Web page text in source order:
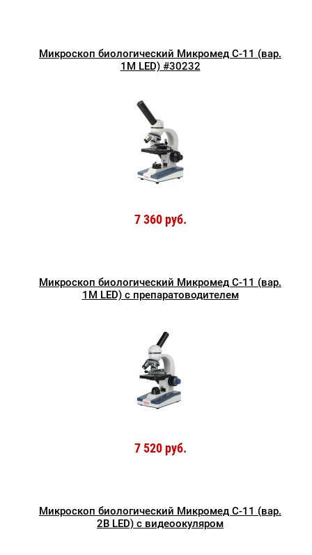
Микроскоп биологический Микромед С-11 (вар.
1М LED) #30232
7 360 руб.
Микроскоп биологический Микромед С-11 (вар.
1М LED) с препаратоводителем
7 520 руб.
Микроскоп биологический Микромед С-11 (вар.
2B LED) с видеоокуляром